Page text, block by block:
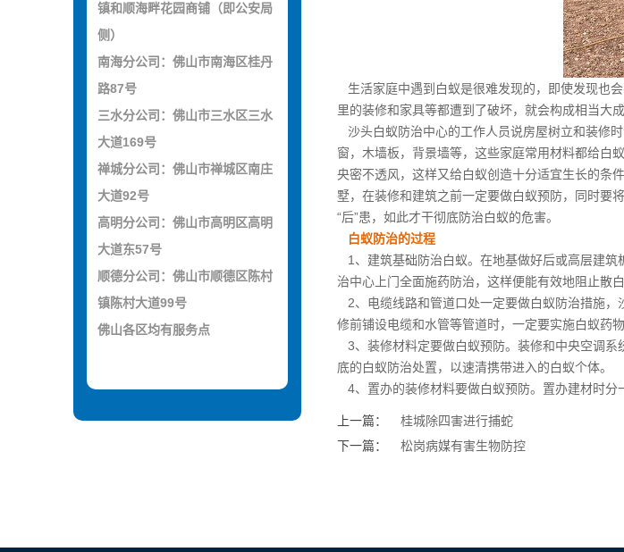
镇和顺海畔花园商铺（即公安局
侧）
南海分公司：佛山市南海区桂丹
路87号
三水分公司：佛山市三水区三水
大道169号
禅城分公司：佛山市禅城区南庄
大道92号
高明分公司：佛山市高明区高明
大道东57号
顺德分公司：佛山市顺德区陈村
镇陈村大道99号
佛山各区均有服务点
生活家庭中遇到白蚁是很难发现的，即使发现也会
里的装修和家具等都遭到了破坏，就会构成相当大成
沙头白蚁防治中心的工作人员说房屋树立和装修
窗，木墙板，背景墙等，这些家庭常用材料都给白
央密不透风，这样又给白蚁创造十分适宜生长的条
墅，在装修和建筑之前一定要做白蚁预防，同时要
“后”患，如此才干彻底防治白蚁的危害。
白蚁防治的过程
1、建筑基础防治白蚁。在地基做好后或高层建
治中心上门全面施药防治，这样便能有效地阻止散
2、电缆线路和管道口处一定要做白蚁防治措施
修前铺设电缆和水管等管道时，一定要实施白蚁药
3、装修材料定要做白蚁预防。装修和中央空调系
底的白蚁防治处置，以速清携带进入的白蚁个体。
4、置办的装修材料要做白蚁预防。置办建材时分
上一篇：
桂城除四害进行捕蛇
下一篇：
松岗病媒有害生物防控